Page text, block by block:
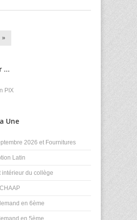
»
...
PIX
Une
2026 et Fournitures
Latin
intérieur du collège
en 6ème